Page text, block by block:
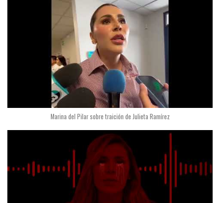
Marina del Pilar sobre traición de Julieta Ramírez